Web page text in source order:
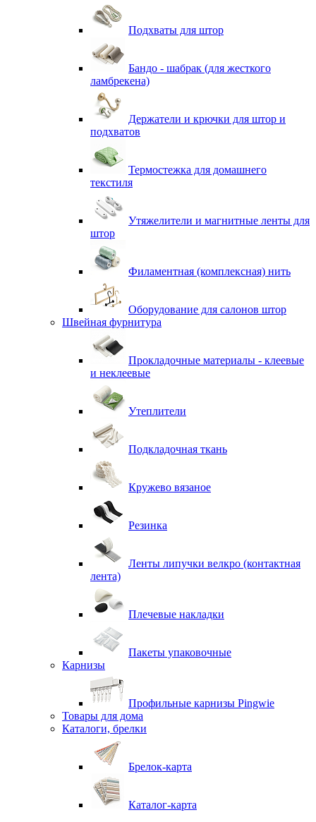
Подхваты для штор
Бандо - шабрак (для жесткого
ламбрекена)
Держатели и крючки для штор и
подхватов
Термостежка для домашнего
текстиля
Утяжелители и магнитные ленты для
штор
Филаментная (комплексная) нить
Оборудование для салонов штор
Швейная фурнитура
Прокладочные материалы - клеевые
и неклеевые
Утеплители
Подкладочная ткань
Кружево вязаное
Резинка
Ленты липучки велкро (контактная
лента)
Плечевые накладки
Пакеты упаковочные
Карнизы
Профильные карнизы Pingwie
Товары для дома
Каталоги, брелки
Брелок-карта
Каталог-карта